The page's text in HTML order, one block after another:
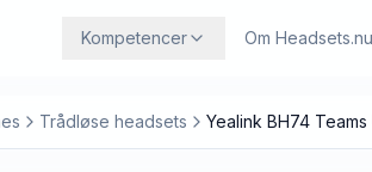
Kompetencer Om Headsets.nu
Trådløse headsets Yealink BH74